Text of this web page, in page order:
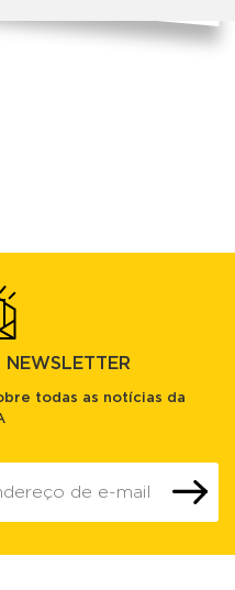
NEWSLETTER
todas as notícias da